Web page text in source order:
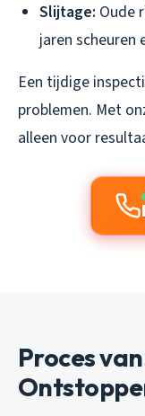
Slijtage: Oude
jaren scheuren
Een tijdige
problemen. Met
alleen voor
Proces